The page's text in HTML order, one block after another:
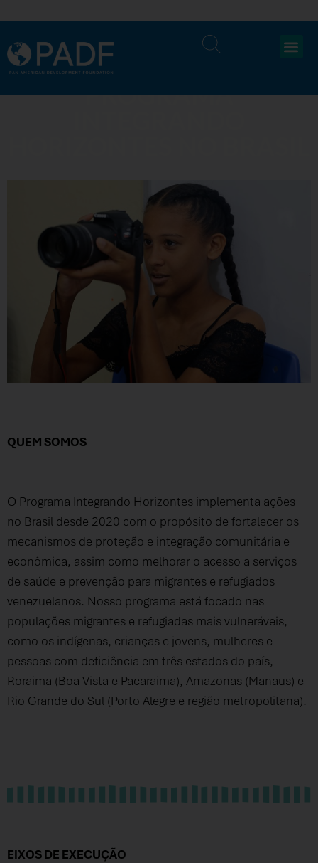
PROGRAMA
QUEM SOMOS
O Programa Integrando Horizontes implementa ações
no Brasil desde 2020 com o propósito de fortalecer os
mecanismos de proteção e integração comunitária e
econômica, assim como melhorar o acesso a serviços
de saúde e prevenção para migrantes e refugiados
venezuelanos. Nosso programa está focado nas
populações migrantes e refugiadas mais vulneráveis,
como os indígenas, crianças e jovens, mulheres e
pessoas com deficiência em três estados do país,
Roraima (Boa Vista e Pacaraima), Amazonas (Manaus) e
Rio Grande do Sul (Porto Alegre e região metropolitana).
EIXOS DE EXECUÇÃO